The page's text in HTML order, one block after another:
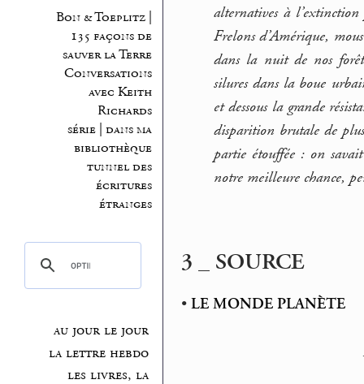
Bon & Toeplitz |
135 façons de
sauver la Terre
Conversations
avec Keith
Richards
série | dans ma
bibliothèque
tunnel des
écritures
étranges
au jour le jour
la lettre hebdo
les livres, la
alternatives à l’extinction
Frelons d’Amérique,
dans la nuit de nos forêts
silures dans la boue
et dessous la grande
disparition brutale de
partie étouffée : on
notre meilleure chance,
3 _ SOURCE
•LE MONDE PLANÈTE